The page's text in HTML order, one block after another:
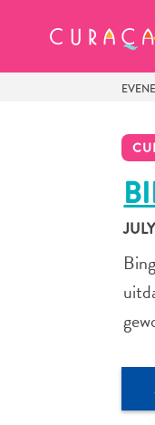
MIJN
Zo te zien
Wanneer je